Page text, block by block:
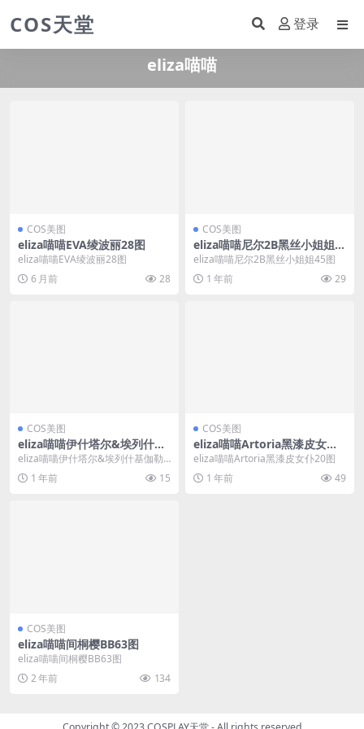
COS天堂 登录
eliza喵喵
COS美图
eliza喵喵EVA绫波丽28图
eliza喵喵EVA绫波丽28图
6 月前
28
COS美图
eliza喵喵尼尔2B黑丝小姐姐4
5图
eliza喵喵尼尔2B黑丝小姐姐45图
1 年前
29
COS美图
eliza喵喵伊什塔尔&埃列什基
伽勒30图
eliza喵喵伊什塔尔&埃列什基伽勒3
0图
1 年前 15
COS美图
eliza喵喵Artoria黑漆皮女仆2
0图
eliza喵喵Artoria黑漆皮女仆20图
1 年前
49
COS美图
eliza喵喵间桐樱BB63图
eliza喵喵间桐樱BB63图
2 年前
134